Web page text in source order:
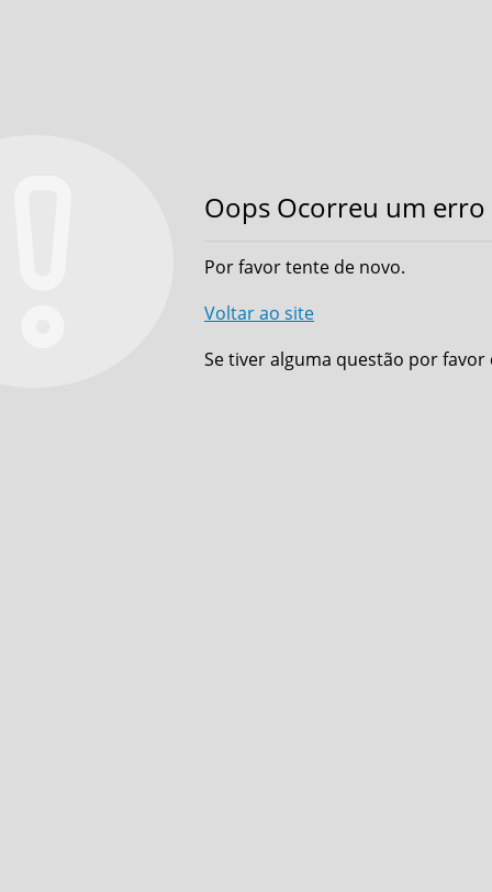
Oops Ocorreu um
Por favor tente de novo.
Voltar ao site
Se tiver alguma questão por favor